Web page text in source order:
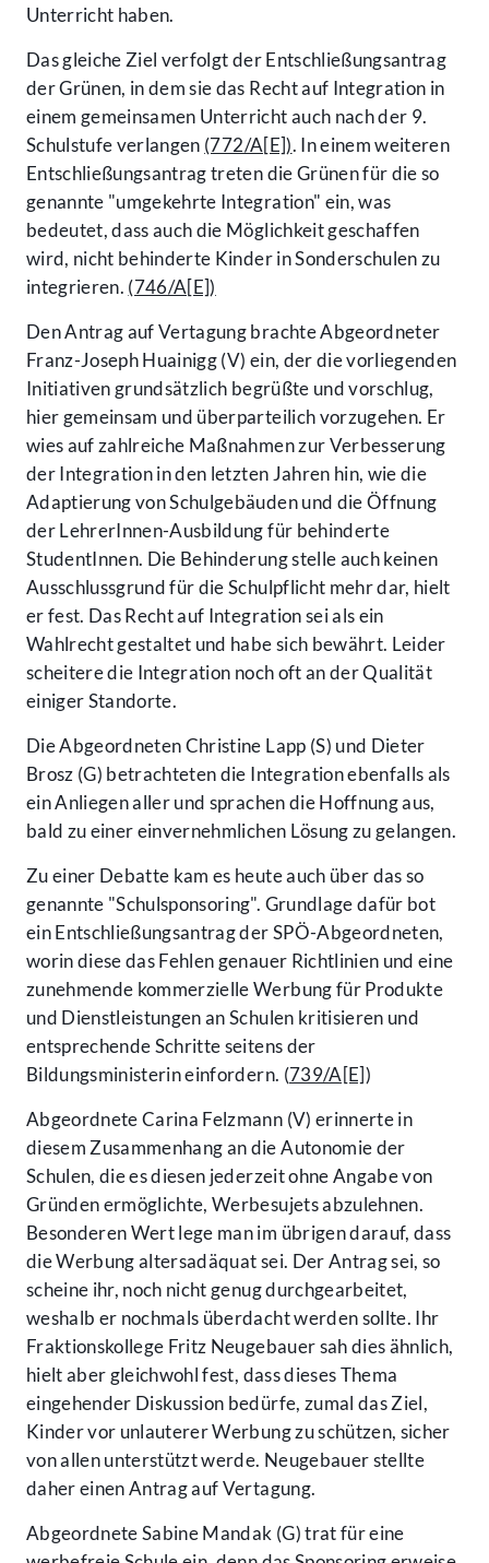
Unterricht haben.
Das gleiche Ziel verfolgt der Entschließungsantrag
der Grünen, in dem sie das Recht auf Integration in
einem gemeinsamen Unterricht auch nach der 9.
Schulstufe verlangen (772/A[E]). In einem weiteren
Entschließungsantrag treten die Grünen für die so
genannte "umgekehrte Integration" ein, was
bedeutet, dass auch die Möglichkeit geschaffen
wird, nicht behinderte Kinder in Sonderschulen zu
integrieren. (746/A[E])
Den Antrag auf Vertagung brachte Abgeordneter
Franz-Joseph Huainigg (V) ein, der die vorliegenden
Initiativen grundsätzlich begrüßte und vorschlug,
hier gemeinsam und überparteilich vorzugehen. Er
wies auf zahlreiche Maßnahmen zur Verbesserung
der Integration in den letzten Jahren hin, wie die
Adaptierung von Schulgebäuden und die Öffnung
der LehrerInnen-Ausbildung für behinderte
StudentInnen. Die Behinderung stelle auch keinen
Ausschlussgrund für die Schulpflicht mehr dar, hielt
er fest. Das Recht auf Integration sei als ein
Wahlrecht gestaltet und habe sich bewährt. Leider
scheitere die Integration noch oft an der Qualität
einiger Standorte.
Die Abgeordneten Christine Lapp (S) und Dieter
Brosz (G) betrachteten die Integration ebenfalls als
ein Anliegen aller und sprachen die Hoffnung aus,
bald zu einer einvernehmlichen Lösung zu gelangen.
Zu einer Debatte kam es heute auch über das so
genannte "Schulsponsoring". Grundlage dafür bot
ein Entschließungsantrag der SPÖ-Abgeordneten,
worin diese das Fehlen genauer Richtlinien und eine
zunehmende kommerzielle Werbung für Produkte
und Dienstleistungen an Schulen kritisieren und
entsprechende Schritte seitens der
Bildungsministerin einfordern. (739/A[E])
Abgeordnete Carina Felzmann (V) erinnerte in
diesem Zusammenhang an die Autonomie der
Schulen, die es diesen jederzeit ohne Angabe von
Gründen ermöglichte, Werbesujets abzulehnen.
Besonderen Wert lege man im übrigen darauf, dass
die Werbung altersadäquat sei. Der Antrag sei, so
scheine ihr, noch nicht genug durchgearbeitet,
weshalb er nochmals überdacht werden sollte. Ihr
Fraktionskollege Fritz Neugebauer sah dies ähnlich,
hielt aber gleichwohl fest, dass dieses Thema
eingehender Diskussion bedürfe, zumal das Ziel,
Kinder vor unlauterer Werbung zu schützen, sicher
von allen unterstützt werde. Neugebauer stellte
daher einen Antrag auf Vertagung.
Abgeordnete Sabine Mandak (G) trat für eine